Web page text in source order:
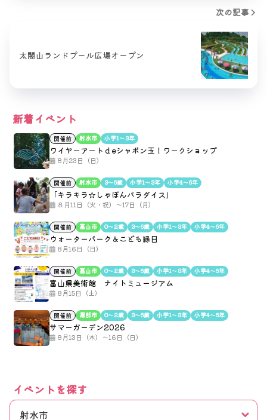
次の記事
太閤山ランドプール広場オープン
新着イベント
開催前 射水市 小学1〜3年
ワイヤーアートｄeシャボン玉！ワークショップ
8月23日（日）
開催前 射水市 3〜6歳 小学1〜3年 小学4〜6年
「キラキラ☆しゃぼんパラダイス」
８月11日（火・祝）～17日（月）
開催前 富山市 0〜2歳 3〜6歳 小学1〜3年 小学4〜6年
ウォーターパーク＆こども縁日
8月16日（日）
開催前 富山市 0〜2歳 3〜6歳 小学1〜3年 小学4〜6年
富山県美術館 ナイトミュージアム
8月15日（土）
開催前 黒部市 0〜2歳 3〜6歳 小学1〜3年 小学4〜6年
サマーガーデン2026
8月13日（木）～16日（日）
イベントを探す
射水市